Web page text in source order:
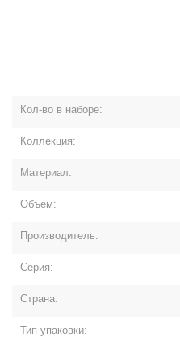
Кол-во в наборе:
Коллекция:
Материал:
Объем:
Производитель:
Серия:
Страна:
Тип упаковки: